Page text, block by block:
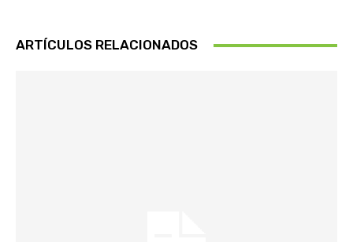
ARTÍCULOS RELACIONADOS